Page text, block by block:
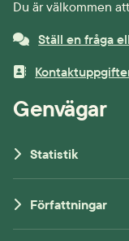
Du är välkommen
Ställ en fråga
Genvägar
Statistik
Författningar